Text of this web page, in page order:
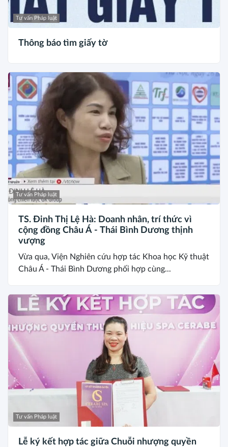
Tư vấn Pháp luật
Thông báo tìm giấy tờ
Tư vấn Pháp luật
TS. Đinh Thị Lệ Hà: Doanh nhân, trí thức vì
cộng đồng Châu Á - Thái Bình Dương thịnh
vượng
Vừa qua, Viện Nghiên cứu hợp tác Khoa học Kỹ thuật
Châu Á - Thái Bình Dương phối hợp cùng...
Tư vấn Pháp luật
Lễ ký kết hợp tác giữa Chuỗi nhượng quyền